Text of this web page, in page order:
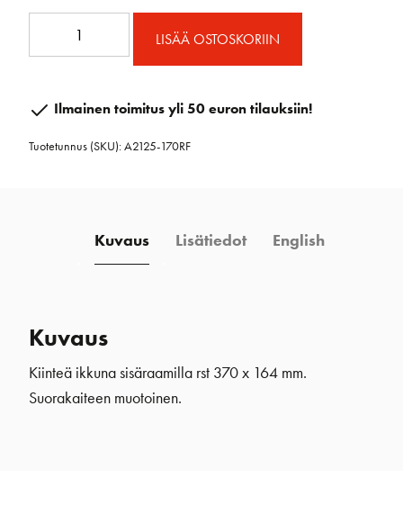
ikkuna
rst
LISÄÄ OSTOSKORIIN
Ilmainen toimitus yli 50 euron tilauksiin!
Tuotetunnus (SKU):A2125-170RF
Kuvaus Lisätiedot English
Kuvaus
Kiinteä ikkuna sisäraamilla rst 370 x 164 mm.
Suorakaiteen muotoinen.